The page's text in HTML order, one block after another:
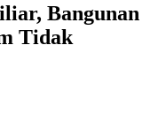
Bangunan
Tidak